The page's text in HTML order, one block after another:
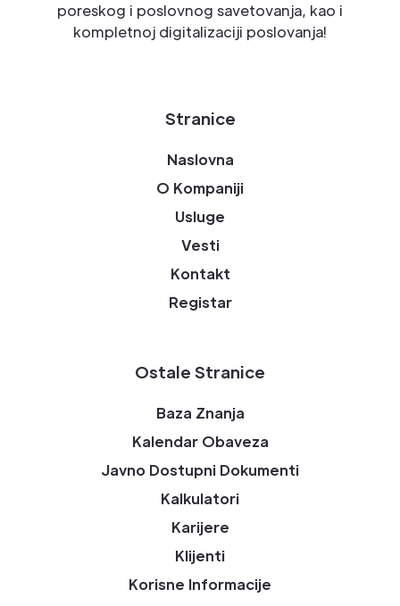
poreskog i poslovnog savetovanja, kao i
kompletnoj digitalizaciji poslovanja!
Stranice
Naslovna
O Kompaniji
Usluge
Vesti
Kontakt
Registar
Ostale Stranice
Baza Znanja
Kalendar Obaveza
Javno Dostupni Dokumenti
Kalkulatori
Karijere
Klijenti
Korisne Informacije